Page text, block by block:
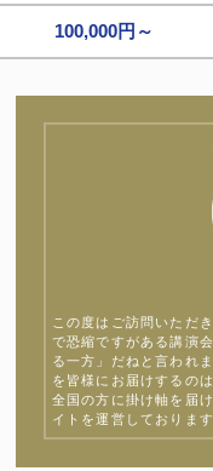
100,000円～
この度はご訪問いただ
で恐縮ですがある講演
る一方」だねと言われ
を皆様にお届けするの
全国の方に掛け軸を届
イトを運営しております